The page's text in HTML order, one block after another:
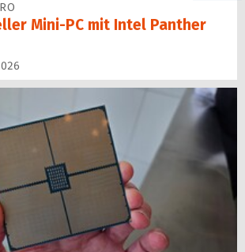
Mini-PC mit Intel Panther